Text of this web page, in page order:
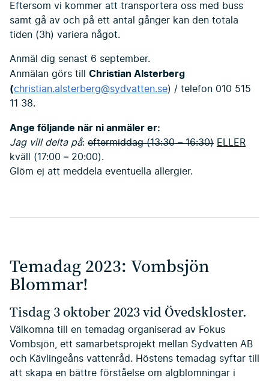
Eftersom vi kommer att transportera oss med buss
samt gå av och på ett antal gånger kan den totala
tiden (3h) variera något.
Anmäl dig senast 6 september.
Anmälan görs till Christian Alsterberg
(christian.alsterberg@sydvatten.se) / telefon 010 515
11 38.
Ange följande när ni anmäler er:
Jag vill delta på: eftermiddag (13:30 – 16:30) ELLER
kväll (17:00 – 20:00).
Glöm ej att meddela eventuella allergier.
Temadag 2023: Vombsjön
Blommar!
Tisdag 3 oktober 2023 vid Övedskloster.
Välkomna till en temadag organiserad av Fokus
Vombsjön, ett samarbetsprojekt mellan Sydvatten AB
och Kävlingeåns vattenråd. Höstens temadag syftar till
att skapa en bättre förståelse om algblomningar i